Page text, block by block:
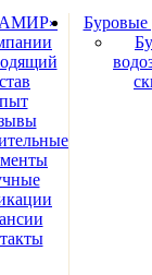
Буровые